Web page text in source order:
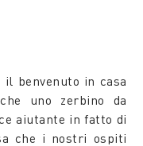
il benvenuto in casa
uno zerbino da
aiutante in fatto di
che i nostri ospiti